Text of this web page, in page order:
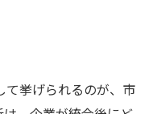
て挙げられるのが、市